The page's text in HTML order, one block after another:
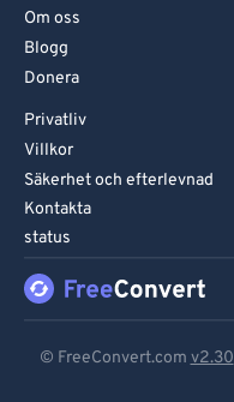
Om oss
Blogg
Donera
Privatliv
Villkor
Säkerhet och efterlevnad
Kontakta
status
© FreeConvert.com v2.30